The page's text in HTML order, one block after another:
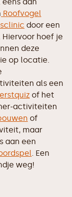
Roofvogel
door een
hoef je
deze
op locatie.
als een
of het
activiteiten
of
maar
aan een
. Een
weg!